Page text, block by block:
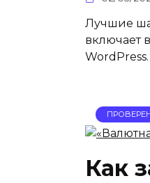
Лучшие
включает
WordPress.
Как